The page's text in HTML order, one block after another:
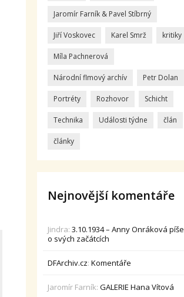
Jaromír Farník & Pavel Stíbrný
Jiří Voskovec Karel Smrž kritiky
Míla Pachnerová
Národní flmový archív Petr Dolan
Portréty Rozhovor Schicht
Technika Události týdne člán
články
Nejnovější komentáře
Jindra:3.10.1934 – Anny Onráková píše
o svých začátcích
DFArchiv.cz:Komentáře
Jaromír Farník:GALERIE Hana Vítová